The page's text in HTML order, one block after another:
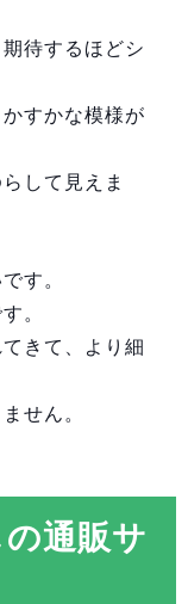
待するほどシ
すかな模様が
して見えま
す。
。
きて、より細
せん。
通販サ